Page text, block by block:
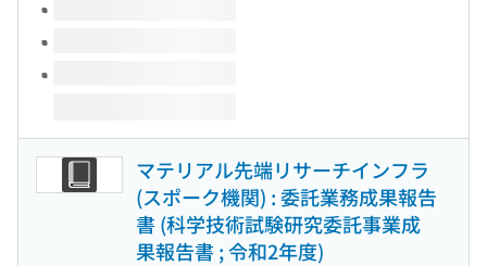
マテリアル先端リサーチインフラ
(スポーク機関) : 委託業務成果報告
書 (科学技術試験研究委託事業成
果報告書 ; 令和2年度)